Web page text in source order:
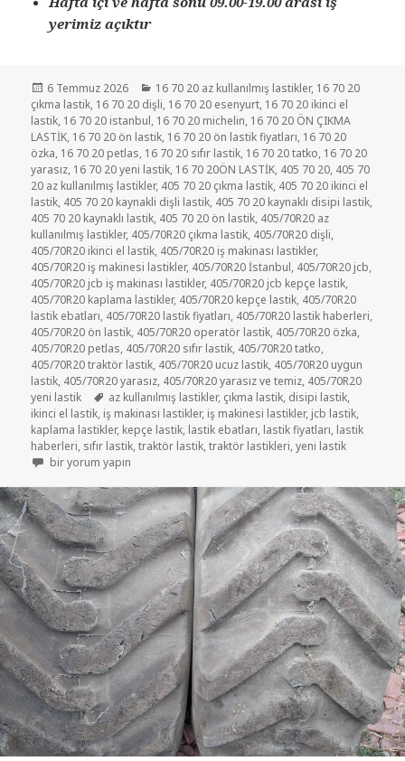
yerimiz açıktır
Yayın
tarihi
6 Temmuz 2026 Kategoriler
16 70 20 az kullanılmış lastikler, 16 70 20
çıkma lastik, 16 70 20 dişli, 16 70 20 esenyurt, 16 70 20 ikinci el
lastik, 16 70 20 istanbul, 16 70 20 michelin, 16 70 20 ÖN ÇIKMA
LASTİK, 16 70 20 ön lastik, 16 70 20 ön lastik fiyatları, 16 70 20
özka, 16 70 20 petlas, 16 70 20 sıfır lastik, 16 70 20 tatko, 16 70 20
yarasız, 16 70 20 yeni lastik, 16 70 20ÖN LASTİK, 405 70 20, 405 70
20 az kullanılmış lastikler, 405 70 20 çıkma lastik, 405 70 20 ikinci el
lastik, 405 70 20 kaynakli dişli lastik, 405 70 20 kaynaklı disipi lastik,
405 70 20 kaynaklı lastik, 405 70 20 ön lastik, 405/70R20 az
kullanılmış lastikler, 405/70R20 çıkma lastik, 405/70R20 dişli,
405/70R20 ikinci el lastik, 405/70R20 iş makinası lastikler,
405/70R20 iş makinesi lastikler, 405/70R20 İstanbul, 405/70R20 jcb,
405/70R20 jcb iş makinası lastikler, 405/70R20 jcb kepçe lastik,
405/70R20 kaplama lastikler, 405/70R20 kepçe lastik, 405/70R20
lastik ebatları, 405/70R20 lastik fiyatları, 405/70R20 lastik haberleri,
405/70R20 ön lastik, 405/70R20 operatör lastik, 405/70R20 özka,
405/70R20 petlas, 405/70R20 sıfır lastik, 405/70R20 tatko,
405/70R20 traktör lastik, 405/70R20 ucuz lastik, 405/70R20 uygun
lastik, 405/70R20 yarasız, 405/70R20 yarasız ve temiz, 405/70R20
yeni lastik
Etiketler
az kullanılmış lastikler, çıkma lastik, disipi lastik,
ikinci el lastik, iş makinası lastikler, iş makinesi lastikler, jcb lastik,
kaplama lastikler, kepçe lastik, lastik ebatları, lastik fiyatları, lastik
haberleri, sıfır lastik,traktör lastik,traktör lastikleri,yeni lastik
16-70R20(405/70R20 DİSİPİ ÖN LASTİK JCB İS MAKİNESİ LASTİKLER
bir yorum yapın